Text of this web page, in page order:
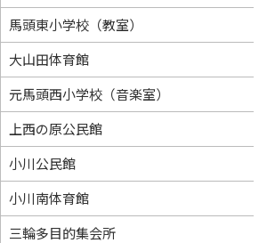
馬頭東小学校（教室）
大山田体育館
元馬頭西小学校（音楽室）
上西の原公民館
小川公民館
小川南体育館
三輪多目的集会所